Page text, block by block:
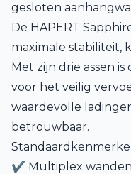
gesloten
De HAPERT
maximale stabiliteit,
Met zijn drie assen
voor het veilig
waardevolle
betrouwbaar.
✔ Multiplex wanden